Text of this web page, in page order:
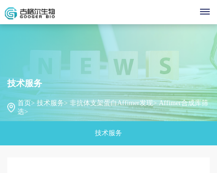
服
天
人
源
产
品
中
"现货
型"生
物大
分子
术
联
技术服务
首页> 技术服务> 非抗体支架蛋白Affimer发现> Affimer合成库筛
选>
技术服务